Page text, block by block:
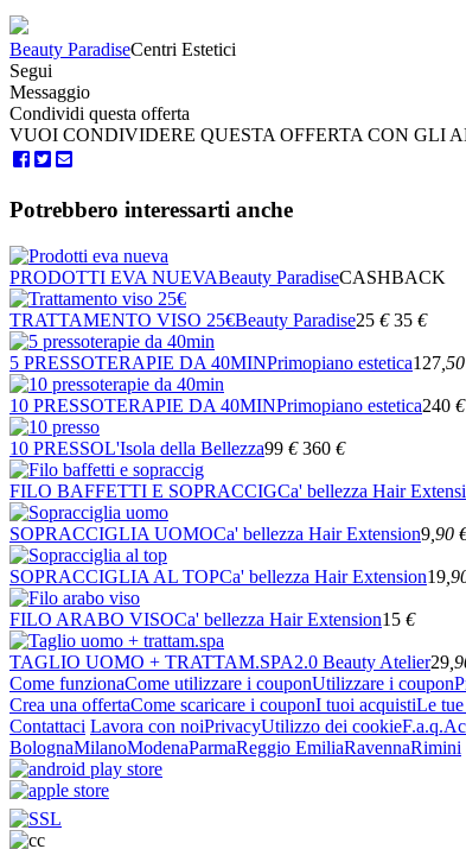
Beauty ParadiseCentri Estetici
Segui
Messaggio
Condividi questa offerta
VUOI CONDIVIDERE QUESTA OFFERTA CON GLI
Potrebbero interessarti anche
PRODOTTI EVA NUEVABeauty ParadiseCASHBACK
TRATTAMENTO VISO 25€Beauty Paradise25 € 35 €
5 PRESSOTERAPIE DA 40MINPrimopiano estetica127 ,50
10 PRESSOTERAPIE DA 40MINPrimopiano estetica240 €
10 PRESSOL'Isola della Bellezza99 € 360 €
FILO BAFFETTI E SOPRACCIGCa' bellezza Hair
SOPRACCIGLIA UOMOCa' bellezza Hair Extension9 ,90
SOPRACCIGLIA AL TOPCa' bellezza Hair Extension19
FILO ARABO VISOCa' bellezza Hair Extension15 €
TAGLIO UOMO + TRATTAM.SPA2.0 Beauty Atelier29
Come funzionaCome utilizzare i couponUtilizzare i coupon
Crea una offertaCome scaricare i couponI tuoi acquistiLe
Contattaci Lavora con noiPrivacyUtilizzo dei cookieF.a.q.
BolognaMilanoModenaParmaReggio EmiliaRavennaRimini